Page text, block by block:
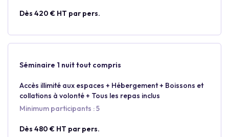
Dès 420 € HT par pers.
Séminaire 1 nuit tout compris
Accès illimité aux espaces + Hébergement + Boissons et
collations à volonté + Tous les repas inclus
Minimum participants : 5
Dès 480 € HT par pers.